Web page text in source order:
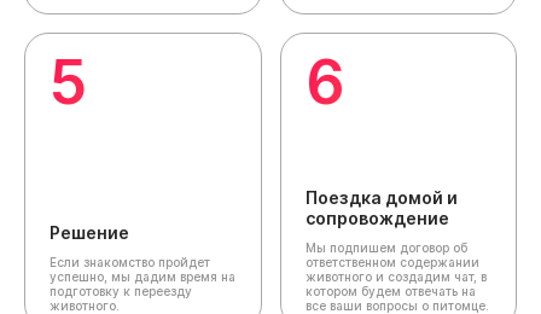
5
Решение
Если знакомство пройдет
успешно, мы дадим время на
подготовку к переезду
животного.
6
Поездка домой и
сопровождение
Мы подпишем договор об
ответственном содержании
животного и создадим чат, в
котором будем отвечать на
все ваши вопросы о питомце.